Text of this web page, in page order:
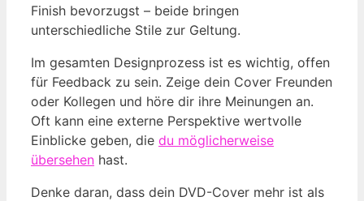
Finish bevorzugst – beide bringen
unterschiedliche Stile zur Geltung.
Im gesamten Designprozess ist es wichtig, offen
für Feedback zu sein. Zeige dein Cover Freunden
oder Kollegen und höre dir ihre Meinungen an.
Oft kann eine externe Perspektive wertvolle
Einblicke geben, die du möglicherweise
übersehen hast.
Denke daran, dass dein DVD-Cover mehr ist als